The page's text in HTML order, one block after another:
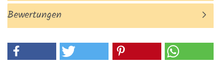
Bewertungen